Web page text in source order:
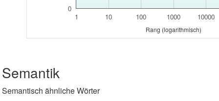
1 10 100 1000 10000
0
Rang (logarithmisch)
Semantik
Semantisch ähnliche Wörter